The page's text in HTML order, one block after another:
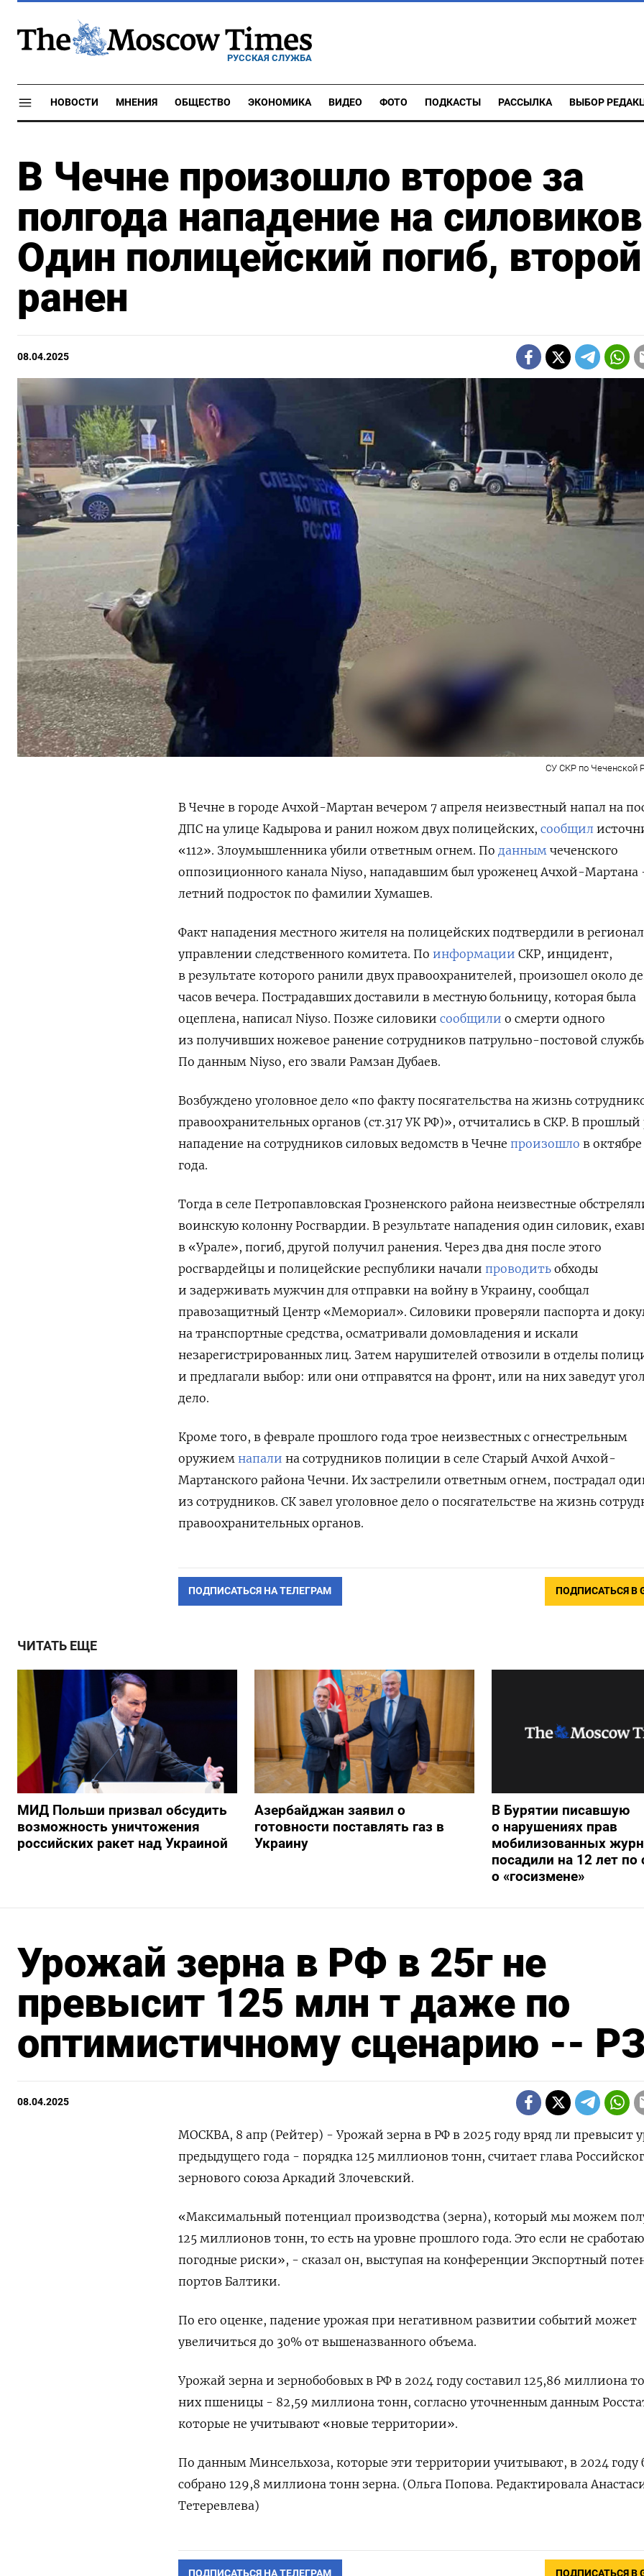
РУССКАЯ СЛУЖБА
НОВОСТИ МНЕНИЯ ОБЩЕСТВО ЭКОНОМИКА ВИДЕО ФОТО ПОДКАСТЫ РАССЫЛКА ВЫБОР
В Чечне произошло второе за
полгода нападение на
Один полицейский погиб, второй
ранен
08.04.2025
СУ СКР по Чеченской
В Чечне в городе Ачхой-Мартан вечером 7 апреля неизвестный напал на
ДПС на улице Кадырова и ранил ножом двух полицейских, сообщил
«112». Злоумышленника убили ответным огнем. По данным чеченского
оппозиционного канала Niyso, нападавшим был уроженец Ачхой-
летний подросток по фамилии Хумашев.
Факт нападения местного жителя на полицейских подтвердили в
управлении следственного комитета. По информации СКР, инцидент,
в результате которого ранили двух правоохранителей, произошел около
часов вечера. Пострадавших доставили в местную больницу, которая была
оцеплена, написал Niyso. Позже силовики сообщили о смерти одного
из получивших ножевое ранение сотрудников патрульно-постовой
По данным Niyso, его звали Рамзан Дубаев.
Возбуждено уголовное дело «по факту посягательства на жизнь
правоохранительных органов (ст.317 УК РФ)», отчитались в СКР. В прошлый
нападение на сотрудников силовых ведомств в Чечне произошло в
года.
Тогда в селе Петропавловская Грозненского района неизвестные
воинскую колонну Росгвардии. В результате нападения один силовик,
в «Урале», погиб, другой получил ранения. Через два дня после этого
росгвардейцы и полицейские республики начали проводить обходы
и задерживать мужчин для отправки на войну в Украину, сообщал
правозащитный Центр «Мемориал». Силовики проверяли паспорта и
на транспортные средства, осматривали домовладения и искали
незарегистрированных лиц. Затем нарушителей отвозили в отделы
и предлагали выбор: или они отправятся на фронт, или на них заведут
дело.
Кроме того, в феврале прошлого года трое неизвестных с огнестрельным
оружием напали на сотрудников полиции в селе Старый Ачхой Ачхой-
Мартанского района Чечни. Их застрелили ответным огнем, пострадал
из сотрудников. СК завел уголовное дело о посягательстве на жизнь
правоохранительных органов.
ПОДПИСАТЬСЯ НА ТЕЛЕГРАМ ПОДПИСАТЬСЯ В
ЧИТАТЬ ЕЩЕ
МИД Польши призвал обсудить
возможность уничтожения
российских ракет над Украиной
Азербайджан заявил о
готовности поставлять газ в
Украину
В Бурятии писавшую
о нарушениях прав
мобилизованных
посадили на 12 лет по
о «госизмене»
Урожай зерна в РФ в 25г не
превысит 125 млн т даже по
оптимистичному сценарию --
08.04.2025
МОСКВА, 8 апр (Рейтер) - Урожай зерна в РФ в 2025 году вряд ли превысит
предыдущего года - порядка 125 миллионов тонн, считает глава
зернового союза Аркадий Злочевский.
«Максимальный потенциал производства (зерна), который мы можем
125 миллионов тонн, то есть на уровне прошлого года. Это если не
погодные риски», - сказал он, выступая на конференции Экспортный
портов Балтики.
По его оценке, падение урожая при негативном развитии событий может
увеличиться до 30% от вышеназванного объема.
Урожай зерна и зернобобовых в РФ в 2024 году составил 125,86 миллиона
них пшеницы - 82,59 миллиона тонн, согласно уточненным данным
которые не учитывают «новые территории».
По данным Минсельхоза, которые эти территории учитывают, в 2024 году
собрано 129,8 миллиона тонн зерна. (Ольга Попова. Редактировала
Тетеревлева)
ПОДПИСАТЬСЯ НА ТЕЛЕГРАМ ПОДПИСАТЬСЯ В